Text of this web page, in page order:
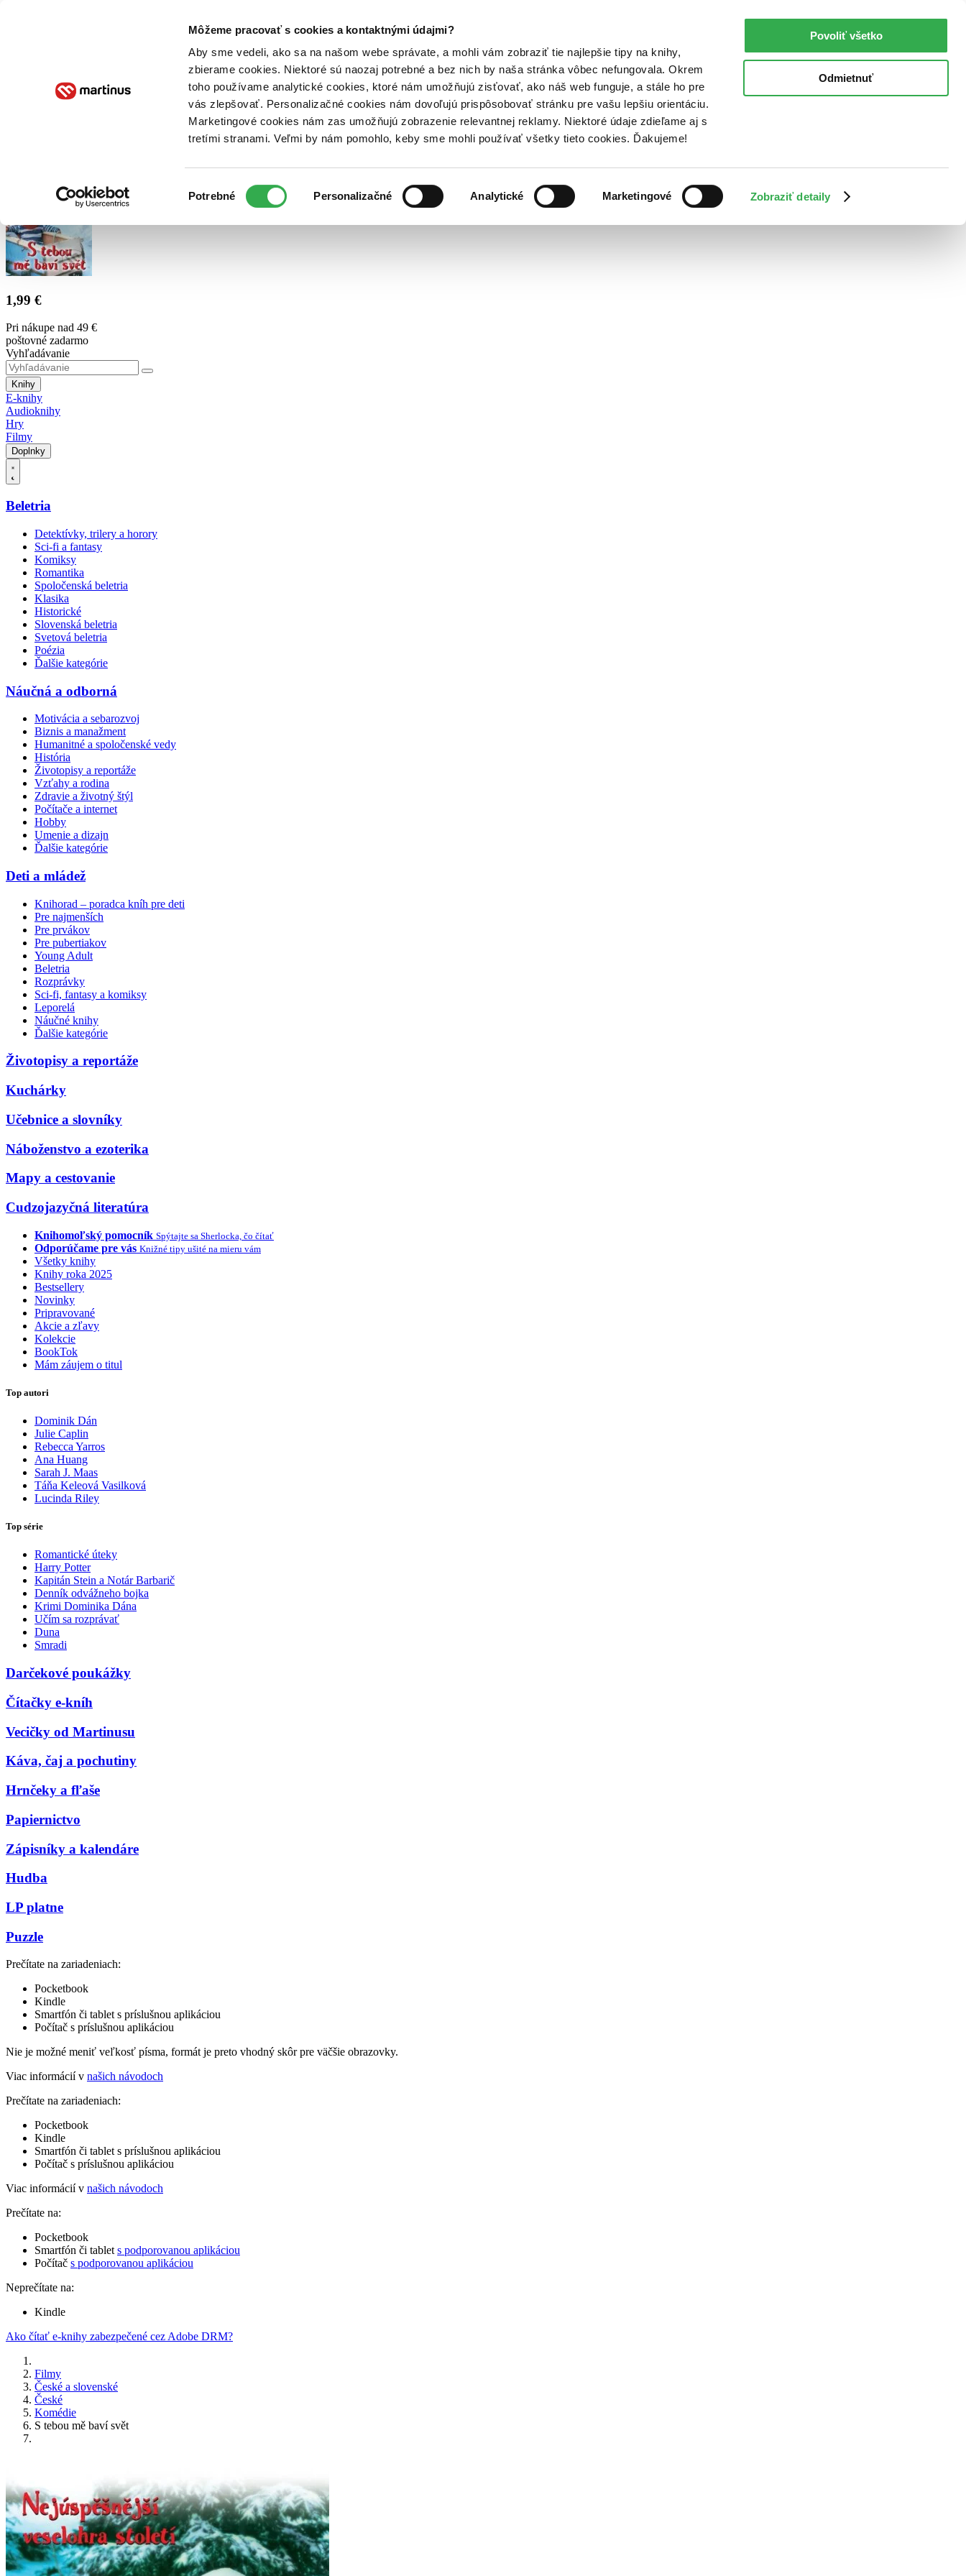
Môžeme pracovať s cookies a kontaktnými údajmi?
Aby sme vedeli, ako sa na našom webe správate, a mohli vám zobraziť tie najlepšie tipy na knihy,
zbierame cookies. Niektoré sú naozaj potrebné a bez nich by naša stránka vôbec nefungovala. Okrem
toho používame analytické cookies, ktoré nám umožňujú zisťovať, ako náš web funguje, a stále ho pre
vás zlepšovať. Personalizačné cookies nám dovoľujú prispôsobovať stránku pre vašu lepšiu orientáciu.
Marketingové cookies nám zas umožňujú zobrazenie relevantnej reklamy. Niektoré údaje zdieľame aj s
tretími stranami. Veľmi by nám pomohlo, keby sme mohli používať všetky tieto cookies. Ďakujeme!
súhlasu
Potrebné Personalizačné Analytické Marketingové Zobraziť detaily
Povoliť všetko
Odmietnuť
Poukážky Kontakt
1,99 €
Pri nákupe nad 49 €
poštovné zadarmo
Vyhľadávanie
Knihy
E-knihy
Audioknihy
Hry
Filmy
Doplnky
Beletria
Detektívky, trilery a horory
Sci-fi a fantasy
Komiksy
Romantika
Spoločenská beletria
Klasika
Historické
Slovenská beletria
Svetová beletria
Poézia
Ďalšie kategórie
Náučná a odborná
Motivácia a sebarozvoj
Biznis a manažment
Humanitné a spoločenské vedy
História
Životopisy a reportáže
Vzťahy a rodina
Zdravie a životný štýl
Počítače a internet
Hobby
Umenie a dizajn
Ďalšie kategórie
Deti a mládež
Knihorad – poradca kníh pre deti
Pre najmenších
Pre prvákov
Pre pubertiakov
Young Adult
Beletria
Rozprávky
Sci-fi, fantasy a komiksy
Leporelá
Náučné knihy
Ďalšie kategórie
Životopisy a reportáže
Kuchárky
Učebnice a slovníky
Náboženstvo a ezoterika
Mapy a cestovanie
Cudzojazyčná literatúra
Knihomoľský pomocník Spýtajte sa Sherlocka, čo čítať
Odporúčame pre vás Knižné tipy ušité na mieru vám
Všetky knihy
Knihy roka 2025
Bestsellery
Novinky
Pripravované
Akcie a zľavy
Kolekcie
BookTok
Mám záujem o titul
Top autori
Dominik Dán
Julie Caplin
Rebecca Yarros
Ana Huang
Sarah J. Maas
Táňa Keleová Vasilková
Lucinda Riley
Top série
Romantické úteky
Harry Potter
Kapitán Stein a Notár Barbarič
Denník odvážneho bojka
Krimi Dominika Dána
Učím sa rozprávať
Duna
Smradi
Darčekové poukážky
Čítačky e-kníh
Vecičky od Martinusu
Káva, čaj a pochutiny
Hrnčeky a fľaše
Papiernictvo
Zápisníky a kalendáre
Hudba
LP platne
Puzzle
Prečítate na zariadeniach:
Pocketbook
Kindle
Smartfón či tablet s príslušnou aplikáciou
Počítač s príslušnou aplikáciou
Nie je možné meniť veľkosť písma, formát je preto vhodný skôr pre väčšie obrazovky.
Viac informácií v našich návodoch
Prečítate na zariadeniach:
Pocketbook
Kindle
Smartfón či tablet s príslušnou aplikáciou
Počítač s príslušnou aplikáciou
Viac informácií v našich návodoch
Prečítate na:
Pocketbook
Smartfón či tablet s podporovanou aplikáciou
Počítač s podporovanou aplikáciou
Neprečítate na:
Kindle
Ako čítať e-knihy zabezpečené cez Adobe DRM?
Filmy
České a slovenské
České
Komédie
S tebou mě baví svět